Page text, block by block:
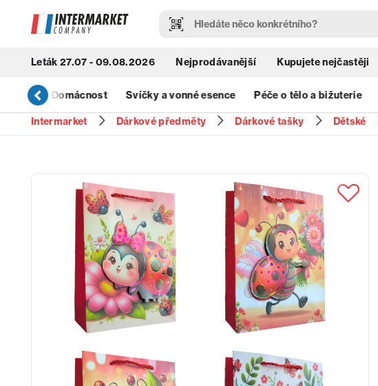
Leták 27.07 - 09.08.2026 Nejprodávanější Kupujete nejčastěji
Úklid Domácnost Svíčky a vonné esence Péče o tělo a bižuterie
Intermarket Dárkové předměty Dárkové tašky Dětské